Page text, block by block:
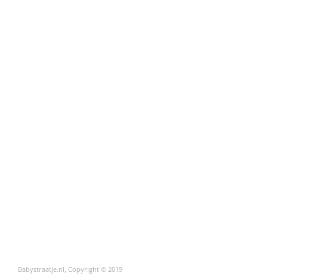
Babystraatje.nl, Copyright © 2019